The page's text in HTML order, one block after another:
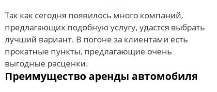
Так как сегодня появилось много компаний,
предлагающих подобную услугу, удастся выбрать
лучший вариант. В погоне за клиентами есть
прокатные пункты, предлагающие очень
выгодные расценки.
Преимущество аренды автомобиля